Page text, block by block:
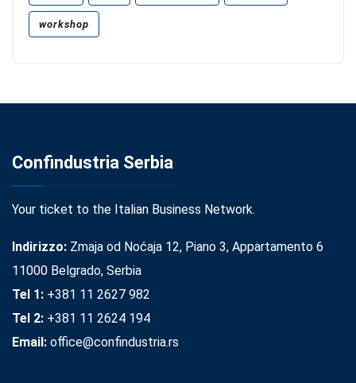
workshop
Confindustria Serbia
Your ticket to the Italian Business Network.
Indirizzo: Zmaja od Noćaja 12, Piano 3, Appartamento 6
11000 Belgrado, Serbia
Tel 1: +381 11 2627 982
Tel 2: +381 11 2624 194
Email: office@confindustria.rs